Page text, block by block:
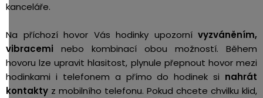
kanceláře.
Na příchozí hovor Vás hodinky upozorní vyzváněním,
vibracemi nebo kombinací obou možností. Během
hovoru lze upravit hlasitost, plynule přepnout hovor mezi
hodinkami i telefonem a přímo do hodinek si nahrát
kontakty z mobilního telefonu. Pokud chcete chvilku klid,